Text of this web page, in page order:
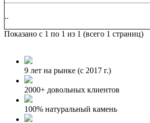
..
Показано с 1 по 1 из 1 (всего 1 страниц)
9 лет на рынке (с 2017 г.)
2000+ довольных клиентов
100% натуральный камень